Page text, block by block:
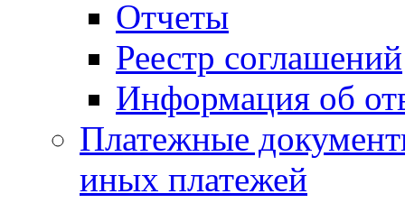
Отчеты
Реестр соглашений
Информация об
Платежные
иных платежей